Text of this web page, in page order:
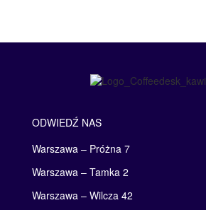
ODWIEDŹ NAS
Warszawa – Próżna 7
Warszawa – Tamka 2
Warszawa – Wilcza 42